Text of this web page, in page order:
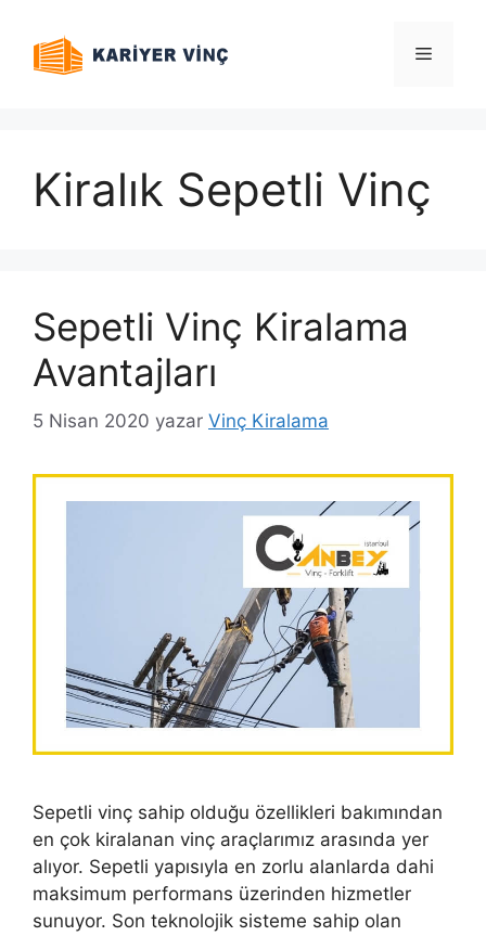
Menü
Kiralık Sepetli Vinç
Sepetli Vinç Kiralama
Avantajları
5 Nisan 2020 yazar Vinç Kiralama
Sepetli vinç sahip olduğu özellikleri bakımından
en çok kiralanan vinç araçlarımız arasında yer
alıyor. Sepetli yapısıyla en zorlu alanlarda dahi
maksimum performans üzerinden hizmetler
sunuyor. Son teknolojik sisteme sahip olan